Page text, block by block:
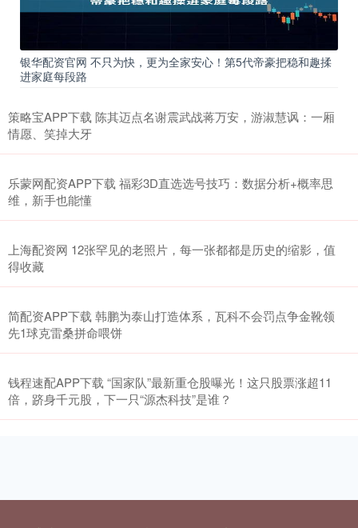
银华配资官网 不只为快，更为全家安心！第5代帝豪把稳和趣揉
进家庭每段路
策略宝APP下载 陈其迈点名谢震武战蒋万安，游淑慧讽：一厢
情愿、笑掉大牙
乐蒙网配资APP下载 福彩3D直选选号技巧：数据分析+概率思
维，新手也能懂
上海配资网 12张罕见的老照片，每一张都都是历史的缩影，值
得收藏
简配资APP下载 韩鹏为泰山打造体系，瓦科不会罚点争金靴领
先1球克雷桑拼命喂饼
钱程速配APP下载 “国家队”最新重仓股曝光！这只股票涨超11
倍，跻身千元股，下一只“源杰科技”是谁？